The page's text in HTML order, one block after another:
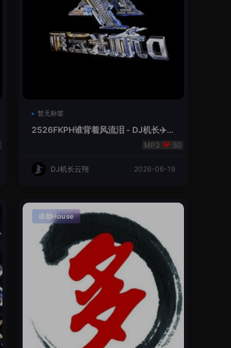
暂无标签
2526FKPH谁背着风流泪 - DJ机长✈️云
50
DJ机长云翔 2026-06-19
成都House